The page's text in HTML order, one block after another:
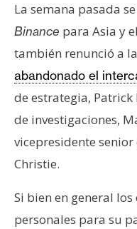
o
y
P
u
l
i
c
i
a
d
La semana pasada
Binance para Asia y
también renunció a
abandonado el
de estrategia,
de investigaciones,
vicepresidente
Christie.
Si bien en general
personales para su